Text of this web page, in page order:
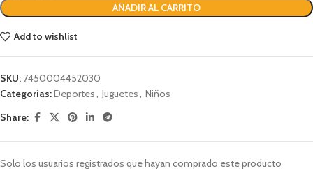
AÑADIR AL CARRITO
Add to wishlist
SKU: 7450004452030
Categorías:Deportes Juguetes
Niños
Share:
Solo los usuarios registrados que hayan comprado este producto